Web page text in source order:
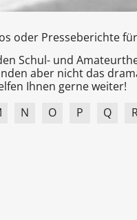
oder Presseberichte
Schul- und
aber nicht das
Ihnen gerne weiter!
N O P Q